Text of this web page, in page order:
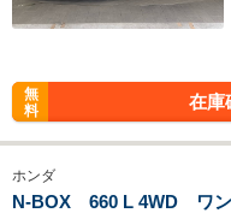
無
料
在庫
ホンダ
N-BOX 660 L 4WD ワン